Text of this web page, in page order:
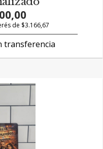
de $3.166,67
transferencia